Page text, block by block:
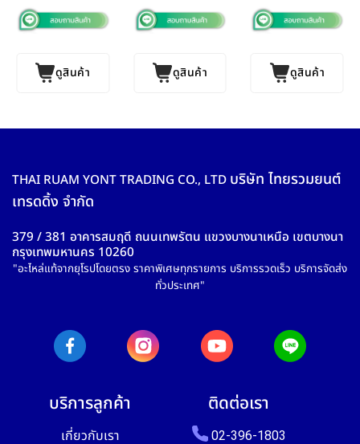
ดูสินค้า ดูสินค้า ดูสินค้า
THAI RUAM YONT TRADING CO., LTD บริษัท ไทยรวมยนต์
เทรดดิ้ง จำกัด
379 / 381 อาคารสมฤดี ถนนเทพรัตน แขวงบางนาเหนือ เขตบางนา
กรุงเทพมหานคร 10260
"อะไหล่แท้จากยุโรปโดยตรง ราคาพิเศษทุกรายการ บริการรวดเร็ว บริการจัดส่ง
ทั่วประเทศ"
บริการลูกค้า
เกี่ยวกับเรา
ติดต่อเรา
02-396-1803